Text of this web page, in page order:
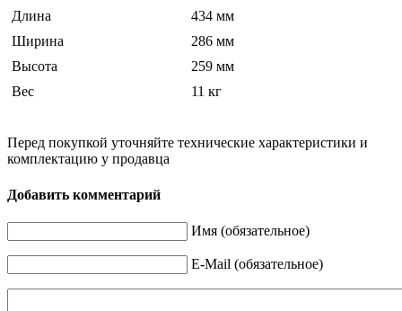
Длина
434 мм
Ширина
286 мм
Высота
259 мм
Вес
11 кг
Перед покупкой уточняйте технические характеристики и
комплектацию у продавца
Добавить комментарий
Имя (обязательное)
E-Mail (обязательное)